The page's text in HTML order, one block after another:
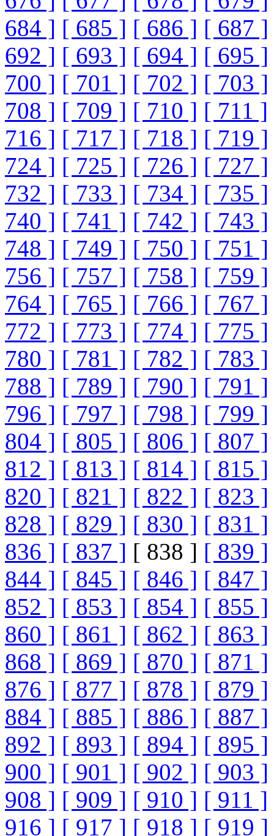
684 ] [ 685 ] [ 686 ] [ 687 ]
692 ] [ 693 ] [ 694 ] [ 695 ]
700 ] [ 701 ] [ 702 ] [ 703 ]
708 ] [ 709 ] [ 710 ] [ 711 ]
716 ] [ 717 ] [ 718 ] [ 719 ]
724 ] [ 725 ] [ 726 ] [ 727 ]
732 ] [ 733 ] [ 734 ] [ 735 ]
740 ] [ 741 ] [ 742 ] [ 743 ]
748 ] [ 749 ] [ 750 ] [ 751 ]
756 ] [ 757 ] [ 758 ] [ 759 ]
764 ] [ 765 ] [ 766 ] [ 767 ]
772 ] [ 773 ] [ 774 ] [ 775 ]
780 ] [ 781 ] [ 782 ] [ 783 ]
788 ] [ 789 ] [ 790 ] [ 791 ]
796 ] [ 797 ] [ 798 ] [ 799 ]
804 ] [ 805 ] [ 806 ] [ 807 ]
812 ] [ 813 ] [ 814 ] [ 815 ]
820 ] [ 821 ] [ 822 ] [ 823 ]
828 ] [ 829 ] [ 830 ] [ 831 ]
836 ] [ 837 ] [ 838 ] [ 839 ]
844 ] [ 845 ] [ 846 ] [ 847 ]
852 ] [ 853 ] [ 854 ] [ 855 ]
860 ] [ 861 ] [ 862 ] [ 863 ]
868 ] [ 869 ] [ 870 ] [ 871 ]
876 ] [ 877 ] [ 878 ] [ 879 ]
884 ] [ 885 ] [ 886 ] [ 887 ]
892 ] [ 893 ] [ 894 ] [ 895 ]
900 ] [ 901 ] [ 902 ] [ 903 ]
908 ] [ 909 ] [ 910 ] [ 911 ]
916 ] [ 917 ] [ 918 ] [ 919 ]